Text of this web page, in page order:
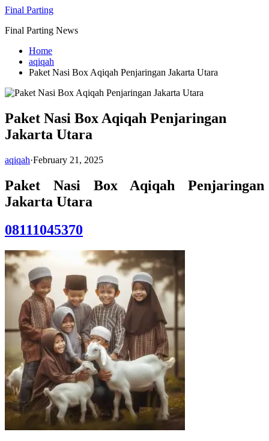
Skip
content
Final Parting
Final Parting News
Home
aqiqah
Paket Nasi Box Aqiqah Penjaringan Jakarta Utara
Paket Nasi Box Aqiqah Penjaringan
Jakarta Utara
aqiqah·February 21, 2025
Paket Nasi Box Aqiqah Penjaringan
Jakarta Utara
08111045370